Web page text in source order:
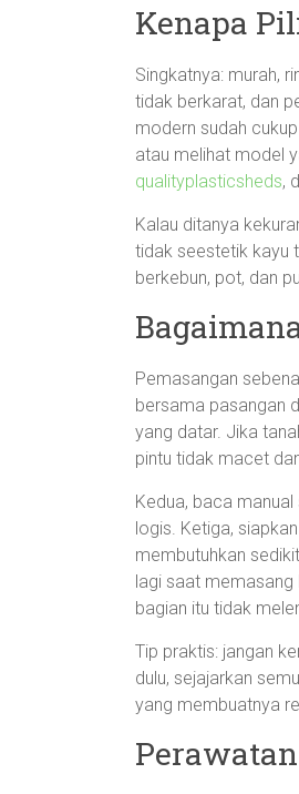
Kenapa
Singkatnya: murah,
tidak berkarat, dan
modern sudah
atau melihat model
qualityplasticsheds,
Kalau ditanya
tidak seestetik kayu
berkebun, pot, dan
Pemasangan
bersama pasangan
yang datar. Jika
pintu tidak macet
Kedua, baca
logis. Ketiga,
membutuhkan
lagi saat memasang
bagian itu tidak
Tip praktis: jangan
dulu, sejajarkan
yang membuatnya